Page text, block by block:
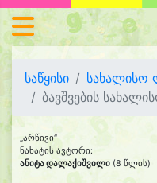
საწყისი
სახალისო
ბავშვების
„არწივი“
ნახატის ავტორი:
ანიტა დალაქიშვილი (8 წლის)